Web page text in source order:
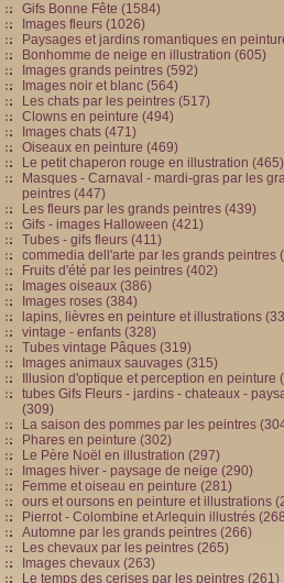
Gifs Bonne Fête (1584)
Images fleurs (1026)
Paysages et jardins romantiques en
Bonhomme de neige en illustration (605)
Images grands peintres (592)
Images noir et blanc (564)
Les chats par les peintres (517)
Clowns en peinture (494)
Images chats (471)
Oiseaux en peinture (469)
Le petit chaperon rouge en illustration (465)
Masques - Carnaval - mardi-gras par les
peintres (447)
Les fleurs par les grands peintres (439)
Gifs - images Halloween (421)
Tubes - gifs fleurs (411)
commedia dell'arte par les grands peintres
Fruits d'été par les peintres (402)
Images oiseaux (386)
Images roses (384)
lapins, lièvres en peinture et illustrations
vintage - enfants (328)
Tubes vintage Pâques (319)
Images animaux sauvages (315)
Illusion d'optique et perception en peinture
tubes Gifs Fleurs - jardins - chateaux -
(309)
La saison des pommes par les peintres
Phares en peinture (302)
Le Père Noël en illustration (297)
Images hiver - paysage de neige (290)
Femme et oiseau en peinture (281)
ours et oursons en peinture et illustrations
Pierrot - Colombine et Arlequin illustrés
Automne par les grands peintres (266)
Les chevaux par les peintres (265)
Images chevaux (263)
Le temps des cerises par les peintres (261)